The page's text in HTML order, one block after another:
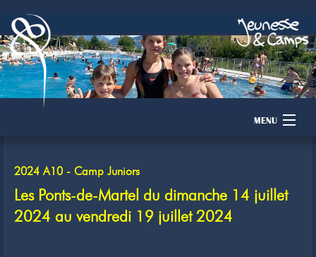
MENU
Camps
Dons
2024 A10 - Camp Juniors
Les Ponts-de-Martel du dimanche 14 juillet
2024 au vendredi 19 juillet 2024